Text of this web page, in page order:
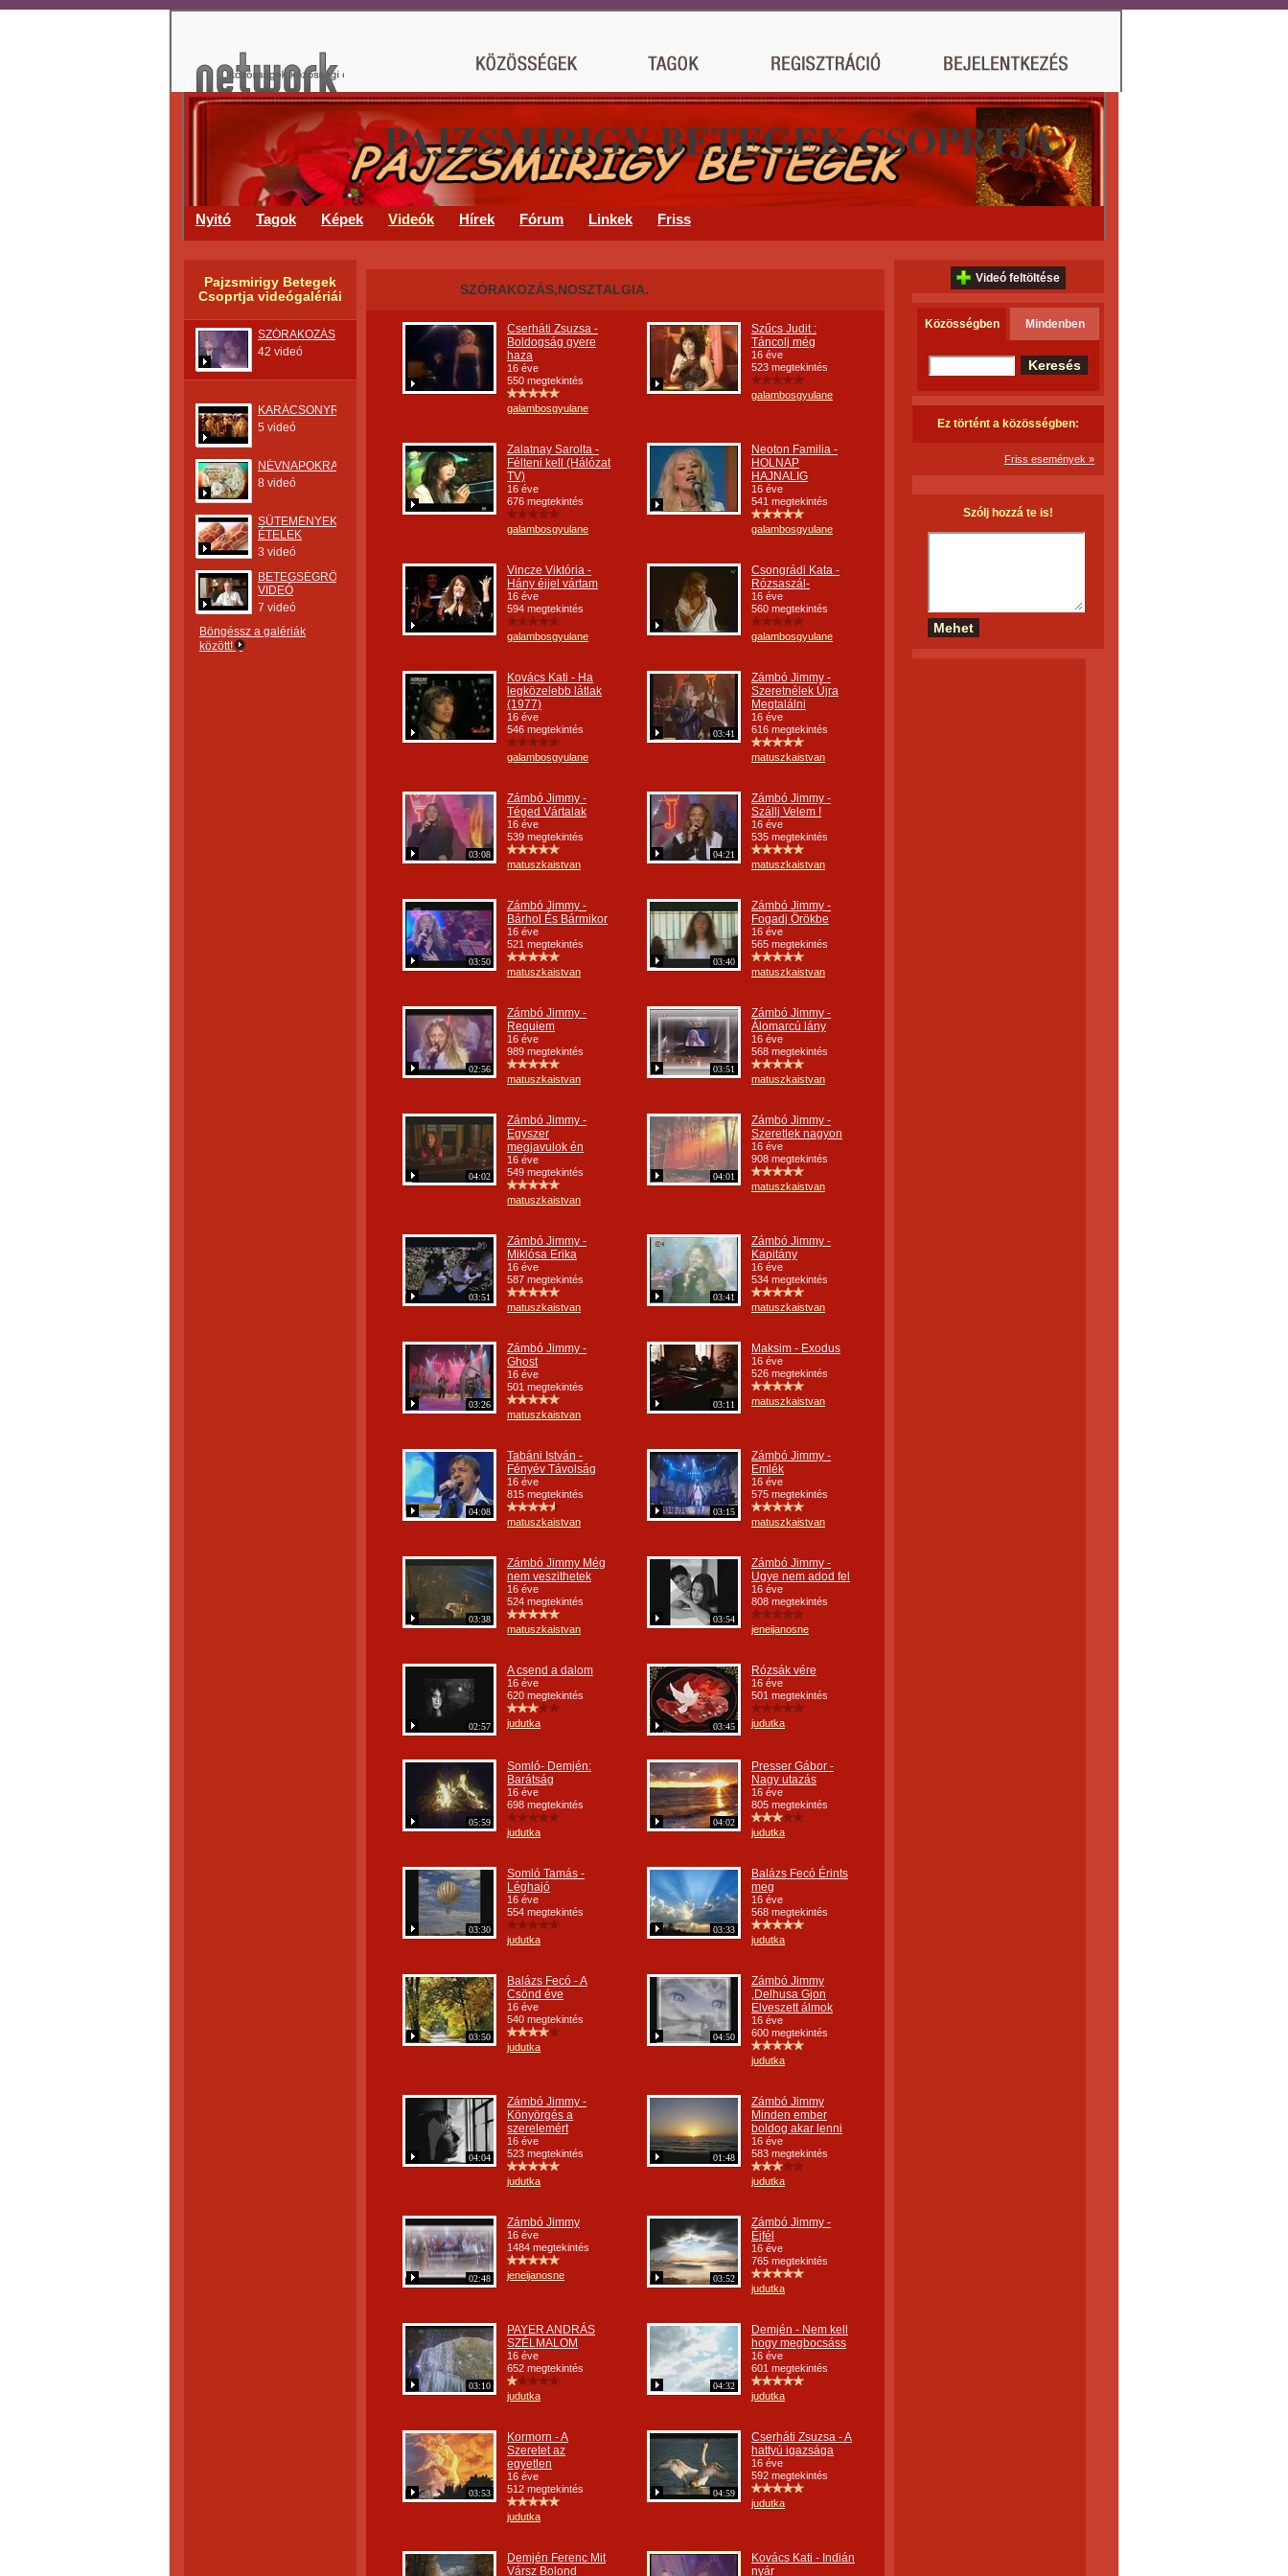
PAJZSMIRIGY BETEGEK CSOPRTJA
Nyitó Tagok Képek Videók Hírek Fórum Linkek Friss
Pajzsmirigy Betegek
Csoprtja videógalériái
SZÓRAKOZÁS,NOSZTALGIA.
42 videó
KARÁCSONYRA
5 videó
NÉVNAPOKRA
8 videó
SÜTEMÉNYEK,
ÉTELEK
3 videó
BETEGSÉGRŐL
VIDEÓ
7 videó
Böngéssz a galériák
között!
SZÓRAKOZÁS,NOSZTALGIA.
Cserháti Zsuzsa -
Boldogság gyere
haza
16 éve
550 megtekintés
galambosgyulane
Szűcs Judit :
Táncolj még
16 éve
523 megtekintés
galambosgyulane
Zalatnay Sarolta -
Félteni kell (Hálózat
TV)
16 éve
676 megtekintés
galambosgyulane
Neoton Familia -
HOLNAP
HAJNALIG
16 éve
541 megtekintés
galambosgyulane
Vincze Viktória -
Hány éjjel vártam
16 éve
594 megtekintés
galambosgyulane
Csongrádi Kata -
Rózsaszál-
16 éve
560 megtekintés
galambosgyulane
Kovács Kati - Ha
legközelebb látlak
(1977)
16 éve
546 megtekintés
galambosgyulane
03:41
Zámbó Jimmy -
Szeretnélek Újra
Megtalálni
16 éve
616 megtekintés
matuszkaistvan
03:08
Zámbó Jimmy -
Téged Vártalak
16 éve
539 megtekintés
matuszkaistvan
04:21
Zámbó Jimmy -
Szállj Velem !
16 éve
535 megtekintés
matuszkaistvan
03:50
Zámbó Jimmy -
Bárhol És Bármikor
16 éve
521 megtekintés
matuszkaistvan
03:40
Zámbó Jimmy -
Fogadj Örökbe
16 éve
565 megtekintés
matuszkaistvan
02:56
Zámbó Jimmy -
Requiem
16 éve
989 megtekintés
matuszkaistvan
03:51
Zámbó Jimmy -
Álomarcú lány
16 éve
568 megtekintés
matuszkaistvan
04:02
Zámbó Jimmy -
Egyszer
megjavulok én
16 éve
549 megtekintés
matuszkaistvan
04:01
Zámbó Jimmy -
Szeretlek nagyon
16 éve
908 megtekintés
matuszkaistvan
03:51
Zámbó Jimmy -
Miklósa Erika
16 éve
587 megtekintés
matuszkaistvan
03:41
Zámbó Jimmy -
Kapitány
16 éve
534 megtekintés
matuszkaistvan
03:26
Zámbó Jimmy -
Ghost
16 éve
501 megtekintés
matuszkaistvan
03:11
Maksim - Exodus
16 éve
526 megtekintés
matuszkaistvan
04:08
Tabáni István -
Fényév Távolság
16 éve
815 megtekintés
matuszkaistvan
03:15
Zámbó Jimmy -
Emlék
16 éve
575 megtekintés
matuszkaistvan
03:38
Zámbó Jimmy Még
nem veszithetek
16 éve
524 megtekintés
matuszkaistvan
03:54
Zámbó Jimmy -
Ugye nem adod fel
16 éve
808 megtekintés
jeneijanosne
02:57
A csend a dalom
16 éve
620 megtekintés
judutka 03:45
Rózsák vére
16 éve
501 megtekintés
judutka
05:59
Somló- Demjén:
Barátság
16 éve
698 megtekintés
judutka
04:02
Presser Gábor -
Nagy utazás
16 éve
805 megtekintés
judutka
03:30
Somló Tamás -
Léghajó
16 éve
554 megtekintés
judutka
03:33
Balázs Fecó Érints
meg
16 éve
568 megtekintés
judutka
03:50
Balázs Fecó - A
Csönd éve
16 éve
540 megtekintés
judutka
04:50
Zámbó Jimmy
,Delhusa Gjon
Elveszett álmok
16 éve
600 megtekintés
judutka
04:04
Zámbó Jimmy -
Könyörgés a
szerelemért
16 éve
523 megtekintés
judutka
01:48
Zámbó Jimmy
Minden ember
boldog akar lenni
16 éve
583 megtekintés
judutka
02:48
Zámbó Jimmy
16 éve
1484 megtekintés
jeneijanosne 03:52
Zámbó Jimmy -
Éjfél
16 éve
765 megtekintés
judutka
03:10
PAYER ANDRÁS
SZÉLMALOM
16 éve
652 megtekintés
judutka
04:32
Demjén - Nem kell
hogy megbocsáss
16 éve
601 megtekintés
judutka
03:53
Kormorn - A
Szeretet az
egyetlen
16 éve
512 megtekintés
judutka
04:59
Cserháti Zsuzsa - A
hattyú igazsága
16 éve
592 megtekintés
judutka
Demjén Ferenc Mit
Vársz Bolond
Kovács Kati - Indián
nyár
Videó feltöltése
Közösségben Mindenben
Ez történt a közösségben:
Friss események »
Szólj hozzá te is!